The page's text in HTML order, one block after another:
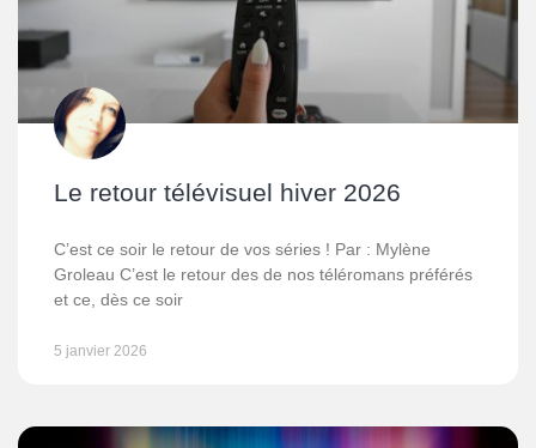
Le retour télévisuel hiver 2026
C’est ce soir le retour de vos séries ! Par : Mylène
Groleau C’est le retour des de nos téléromans préférés
et ce, dès ce soir
5 janvier 2026